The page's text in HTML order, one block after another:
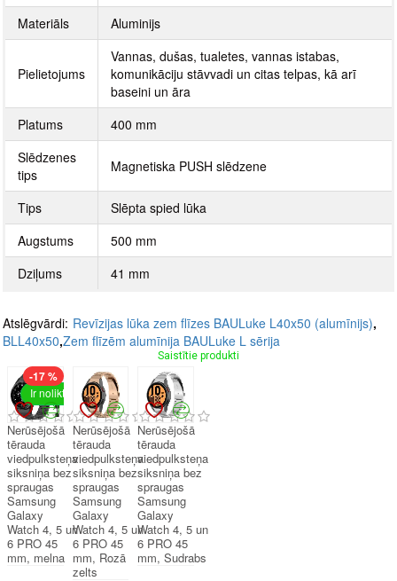
Materiāls Aluminijs
Pielietojums
Vannas, dušas, tualetes, vannas istabas,
komunikāciju stāvvadi un citas telpas, kā arī
baseini un āra
Platums
400 mm
Slēdzenes
tips
Magnetiska PUSH slēdzene
Tips
Slēpta spied lūka
Augstums
500 mm
Dziļums
41 mm
Atslēgvārdi: Revīzijas lūka zem flīzes BAULuke L40x50 (alumīnijs),
BLL40x50,Zem flīzēm alumīnija BAULuke L sērija
Saistītie produkti
Ir noliktavā
-17 %
Nerūsējošā
tērauda
viedpulksteņa
siksniņa bez
spraugas
Samsung
Galaxy
Watch 4, 5 un
6 PRO 45
mm, melna
Nerūsējošā
tērauda
viedpulksteņa
siksniņa bez
spraugas
Samsung
Galaxy
Watch 4, 5 un
6 PRO 45
mm, Rozā
zelts
Nerūsējošā
tērauda
viedpulksteņa
siksniņa bez
spraugas
Samsung
Galaxy
Watch 4, 5 un
6 PRO 45
mm, Sudrabs